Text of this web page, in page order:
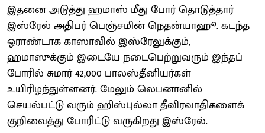
இதனை அடுத்து ஹமாஸ் மீது போர் தொடுத்தார்
இஸ்ரேல் அதிபர் பெஞ்சமின் நெதன்யாஹூ. கடந்த
ஒராண்டாக காஸாவில் இஸ்ரேலுக்கும்,
ஹமாஸுக்கும் இடையே நடைபெற்றுவரும் இந்தப்
போரில் சுமார் 42,000 பாலஸ்தீனியர்கள்
உயிரிழந்துள்ளனர். மேலும் லெபனானில்
செயல்பட்டு வரும் ஹிஸ்புல்லா தீவிரவாதிகளைக்
குறிவைத்து போரிட்டு வருகிறது இஸ்ரேல்.